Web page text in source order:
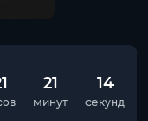
21
минут
14
секунд